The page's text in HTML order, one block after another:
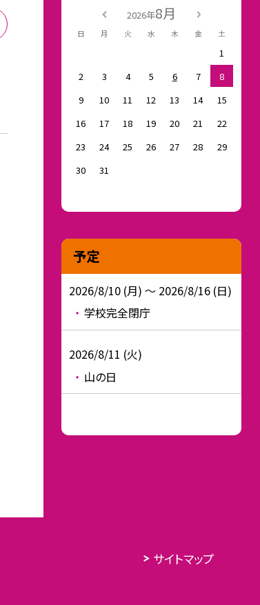
2026年8月
日 月 火 水 木 金 土
1
2
3 4 5 6 7
8
9
10 11 12 13 14
15
16
17 18 19 20 21
22
23
24 25 26 27 28
29
30
31
予定
2026/8/10 (月) ～ 2026/8/16 (日)
学校完全閉庁
2026/8/11 (火)
山の日
サイトマップ